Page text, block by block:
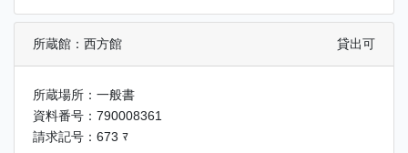
所蔵館：西方館 貸出可
所蔵場所：一般書
資料番号：790008361
請求記号：673 ﾏ